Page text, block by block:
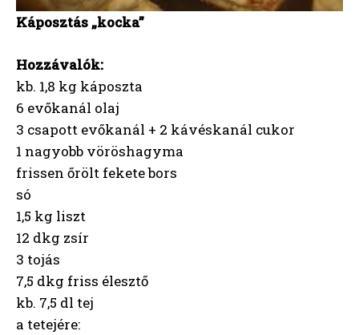
Káposztás „kocka”
Hozzávalók:
kb. 1,8 kg káposzta
6 evőkanál olaj
3 csapott evőkanál + 2 kávéskanál cukor
1 nagyobb vöröshagyma
frissen őrölt fekete bors
só
1,5 kg liszt
12 dkg zsír
3 tojás
7,5 dkg friss élesztő
kb. 7,5 dl tej
a tetejére: